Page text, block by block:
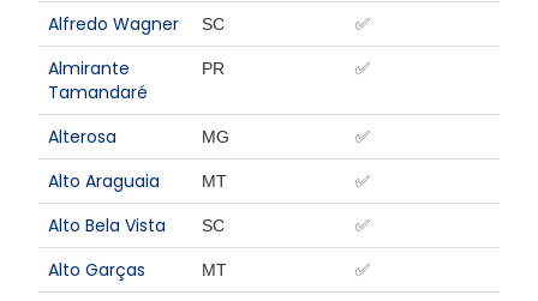
Alfredo Wagner SC ✅
Almirante
Tamandaré
PR ✅
Alterosa MG ✅
Alto Araguaia MT ✅
Alto Bela Vista SC ✅
Alto Garças MT ✅